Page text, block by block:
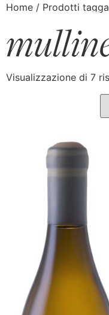
Home / Prodotti
Visualizzazione di 7